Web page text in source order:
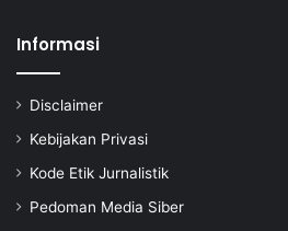
Informasi
Disclaimer
Kebijakan Privasi
Kode Etik Jurnalistik
Pedoman Media Siber